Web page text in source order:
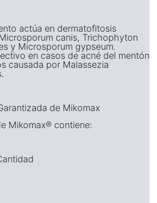
actúa en dermatofitosis
canis, Trichophyton
y Microsporum gypseum.
en casos de acné del mentón
causada por Malassezia
de Mikomax
Mikomax® contiene: